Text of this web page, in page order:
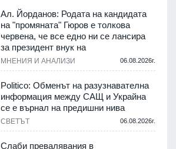
Ал. Йорданов: Родата на кандидата
на "промяната" Гюров е толкова
червена, че все едно ни се лансира
за президент внук на
МНЕНИЯ И АНАЛИЗИ 06.08.2026г.
Politico: Обменът на разузнавателна
информация между САЩ и Украйна
се е върнал на предишни нива
СВЕТЪТ 06.08.2026г.
Слаби превалявания в